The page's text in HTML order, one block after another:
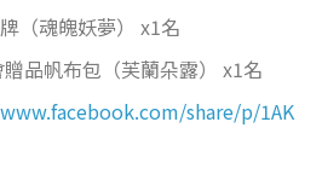
（魂魄妖夢） x1名
品帆布包（芙蘭朵露） x1名
share/p/1AK